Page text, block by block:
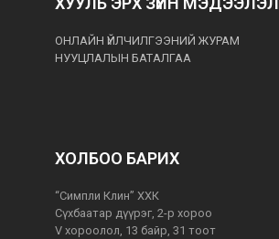
ОНЛАЙН ҮЙЛЧИЛГЭЭНИЙ ЖУРАМ
НУУЦЛАЛЫН БАТАЛГАА
ХОЛБОО БАРИХ
“Симпли Клин” ХХК
Сүхбаатар дүүрэг, 2-р хороо
V хороолол, 13 байр, 31 тоот